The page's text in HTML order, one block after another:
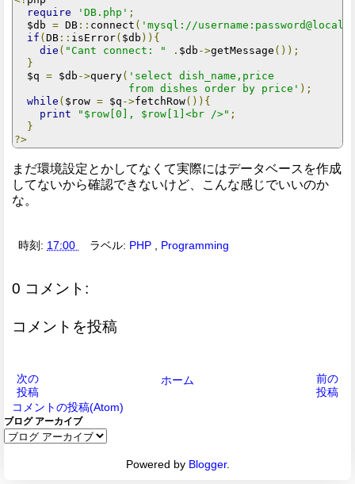
require
'DB.php' ;
  $db
= DB :: connect ( 'mysql://
if ( DB :: isError( $db )){
die ( "Cant connect: " . $db ->getMessage ());
}
  $q
= $db ->query( 'select dish_name,price
                  from dishes order by price'
);
while ( $row = $q ->fetchRow()){
print
"$row[0], $row[1]<br />" ;
}
?>
まだ環境設定とかしてなくて実際にはデータベースを作成
してないから確認できないけど、こんな感じでいいのか
な。
時刻: 17:00 ラベル: PHP Programming
0 コメント:
コメントを投稿
次の
投稿
前の
投稿
ホーム
コメントの投稿(Atom)
ブログ アーカイブ
Powered by Blogger.